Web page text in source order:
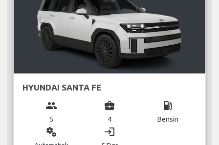
HYUNDAI SANTA FE
group
5
business_center
4
local_gas_station
Bensin
miscellaneous_services login